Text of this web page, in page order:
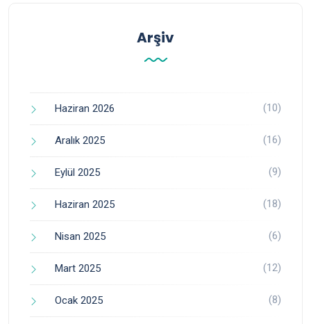
Arşiv
Haziran 2026 (10)
Aralık 2025 (16)
Eylül 2025 (9)
Haziran 2025 (18)
Nisan 2025 (6)
Mart 2025 (12)
Ocak 2025 (8)